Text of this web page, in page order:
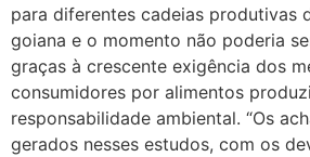
para diferentes cadeias produtivas
goiana e o momento não poderia
graças à crescente exigência dos
consumidores por alimentos
responsabilidade ambiental. “Os
gerados nesses estudos, com os